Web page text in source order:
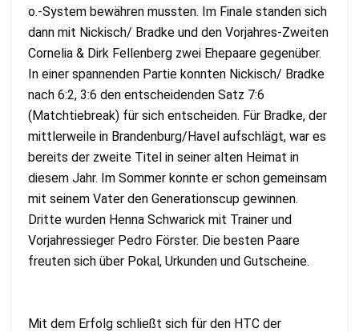
o.-System bewähren mussten. Im Finale standen sich
dann mit Nickisch/ Bradke und den Vorjahres-Zweiten
Cornelia & Dirk Fellenberg zwei Ehepaare gegenüber.
In einer spannenden Partie konnten Nickisch/ Bradke
nach 6:2, 3:6 den entscheidenden Satz 7:6
(Matchtiebreak) für sich entscheiden. Für Bradke, der
mittlerweile in Brandenburg/Havel aufschlägt, war es
bereits der zweite Titel in seiner alten Heimat in
diesem Jahr. Im Sommer konnte er schon gemeinsam
mit seinem Vater den Generationscup gewinnen.
Dritte wurden Henna Schwarick mit Trainer und
Vorjahressieger Pedro Förster. Die besten Paare
freuten sich über Pokal, Urkunden und Gutscheine.
Mit dem Erfolg schließt sich für den HTC der